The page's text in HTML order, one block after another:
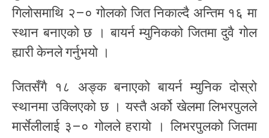
गिलोसमाथि २–० गोलको जित निकाल्दै अन्तिम १६ मा
स्थान बनाएको छ । बायर्न म्युनिकको जितमा दुवै गोल
ह्यारी केनले गर्नुभयो ।
जितसँगै १८ अङ्क बनाएको बायर्न म्युनिक दोस्रो
स्थानमा उक्लिएको छ । यस्तै अर्को खेलमा लिभरपुलले
मार्सेलीलाई ३–० गोलले हरायो । लिभरपुलको जितमा